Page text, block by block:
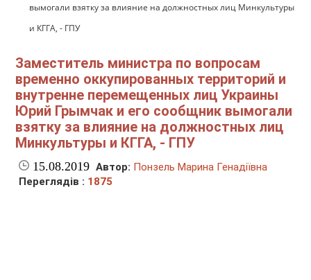
вымогали взятку за влияние на должностных лиц Минкультуры
и КГГА, - ГПУ
Заместитель министра по вопросам
временно оккупированных территорий и
внутренне перемещенных лиц Украины
Юрий Грымчак и его сообщник вымогали
взятку за влияние на должностных лиц
Минкультуры и КГГА, - ГПУ
15.08.2019 Автор: Понзель Марина Генадіївна
Переглядів : 1875